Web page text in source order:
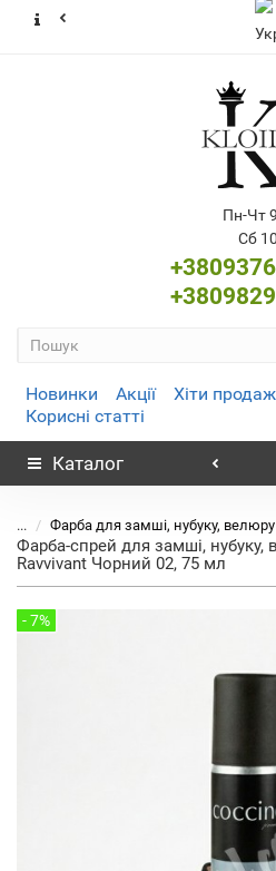
Пн-Чт
Сб
Новинки Акції Хіти продаж
Корисні статті
Каталог
... Фарба для замші, нубуку, велюру
Фарба-спрей для замші, нубуку,
Ravvivant Чорний 02, 75 мл
- 7%